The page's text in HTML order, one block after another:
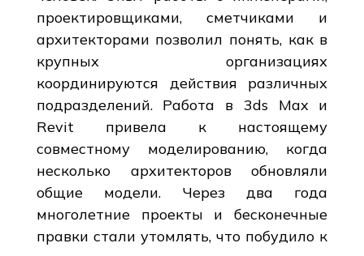
проектировщиками, сметчиками и
архитекторами позволил понять, как в
крупных организациях
координируются действия различных
подразделений. Работа в 3ds Max и
Revit привела к настоящему
совместному моделированию, когда
несколько архитекторов обновляли
общие модели. Через два года
многолетние проекты и бесконечные
правки стали утомлять, что побудило к